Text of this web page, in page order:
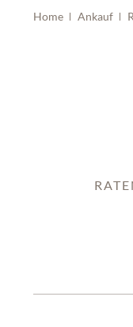
Home Ankauf